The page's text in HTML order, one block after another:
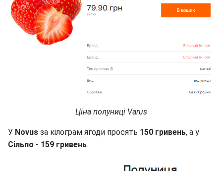
Ціна полуниці Varus
У Novus за кілограм ягоди просять 150 гривень, а у
Сільпо - 159 гривень.